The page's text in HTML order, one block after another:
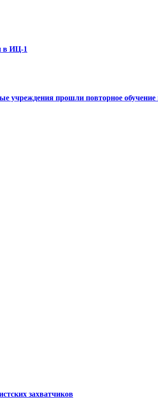
в ИЦ-1
учреждения прошли повторное
захватчиков